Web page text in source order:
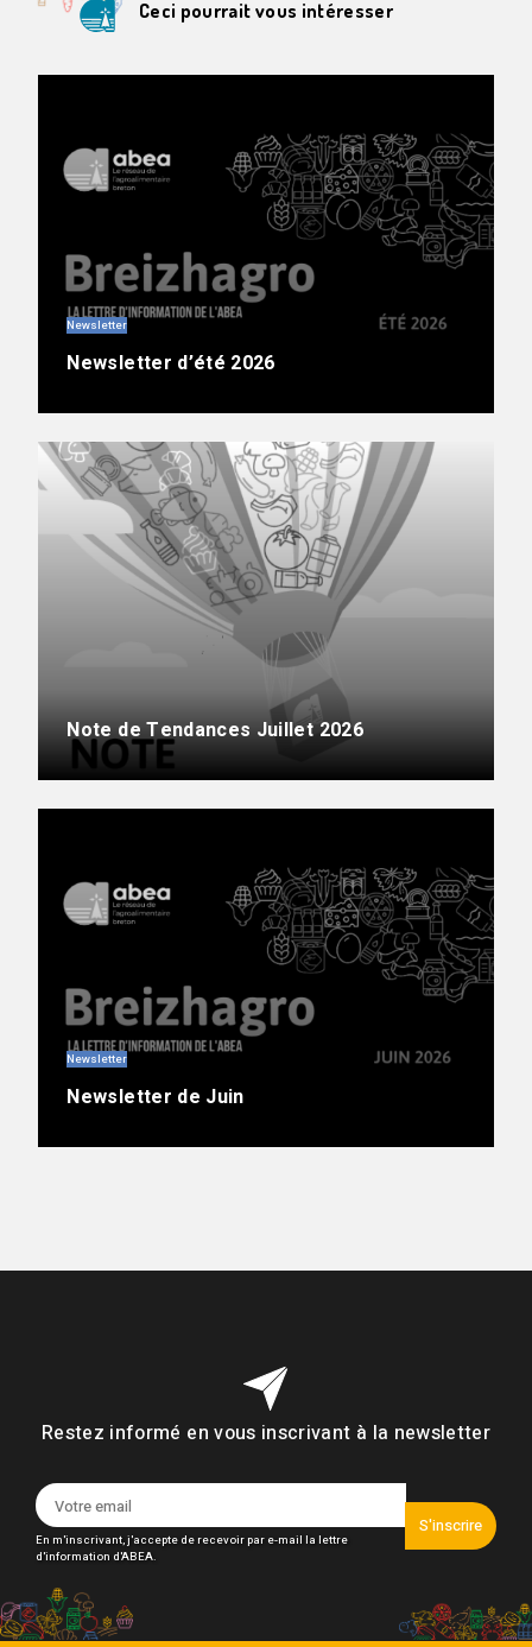
Ceci pourrait vous intéresser
Newsletter
Newsletter d’été 2026
Note de Tendances Juillet 2026
Newsletter
Newsletter de Juin
Restez informé en vous inscrivant à la newsletter
En m'inscrivant, j'accepte de recevoir par e-mail la lettre
d'information d'ABEA.
S'inscrire